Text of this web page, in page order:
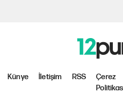
Künye İletişim RSS
Çerez